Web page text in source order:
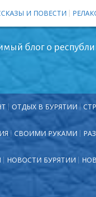
И ПОВЕСТИ
блог о
ОТДЫХ В БУРЯТИИ
СВОИМИ РУКАМИ
НОВОСТИ БУРЯТИИ